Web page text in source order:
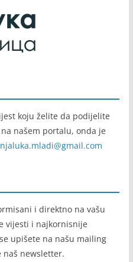
koju želite da podijelite
našem portalu, onda je
i direktno na vašu
vijesti i najkornisnije
upišete na našu mailing
naš newsletter.